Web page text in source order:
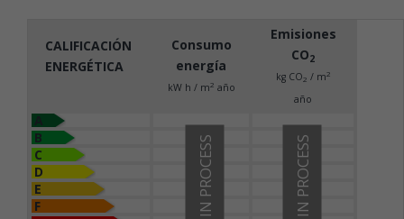
CALIFICACIÓN
ENERGÉTICA
Consumo
energía
kW h / m2 año
Emisiones
CO2
kg CO2 / m2
año
B
C
D
E
F
IN PROCESS
IN PROCESS